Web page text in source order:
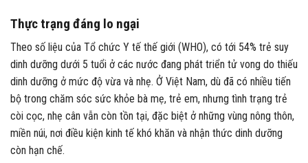
Thực trạng đáng lo ngại
Theo số liệu của Tổ chức Y tế thế giới (WHO), có tới 54% trẻ suy
dinh dưỡng dưới 5 tuổi ở các nước đang phát triển tử vong do thiếu
dinh dưỡng ở mức độ vừa và nhẹ. Ở Việt Nam, dù đã có nhiều tiến
bộ trong chăm sóc sức khỏe bà mẹ, trẻ em, nhưng tình trạng trẻ
còi cọc, nhẹ cân vẫn còn tồn tại, đặc biệt ở những vùng nông thôn,
miền núi, nơi điều kiện kinh tế khó khăn và nhận thức dinh dưỡng
còn hạn chế.